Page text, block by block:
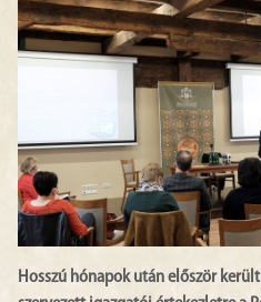
Hosszú hónapok után először